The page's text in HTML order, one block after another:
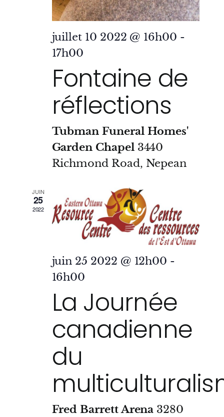
juillet 10 2022 @ 16h00 -
17h00
Fontaine de
réflections
Tubman Funeral Homes'
Garden Chapel 3440
Richmond Road, Nepean
JUIN
25
2022
juin 25 2022 @ 12h00 -
16h00
La Journée
canadienne
du
Fred Barrett Arena 3280